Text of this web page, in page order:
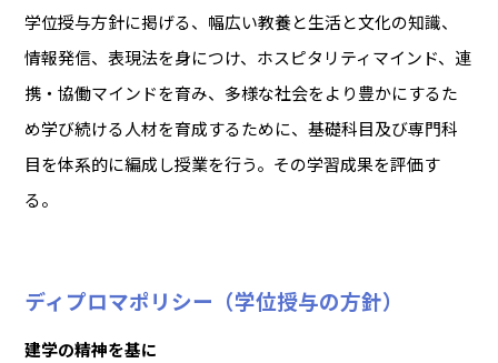
学位授与方針に掲げる、幅広い教養と生活と文化の知識、
情報発信、表現法を身につけ、ホスピタリティマインド、連
携・協働マインドを育み、多様な社会をより豊かにするた
め学び続ける人材を育成するために、基礎科目及び専門科
目を体系的に編成し授業を行う。その学習成果を評価す
る。
ディプロマポリシー（学位授与の方針）
建学の精神を基に